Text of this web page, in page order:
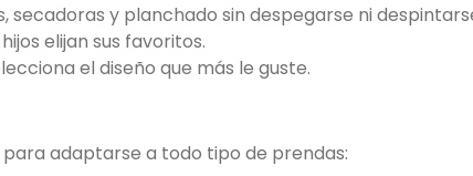
secadoras y planchado sin despegarse ni
elijan sus favoritos.
el diseño que más le guste.
adaptarse a todo tipo de prendas: